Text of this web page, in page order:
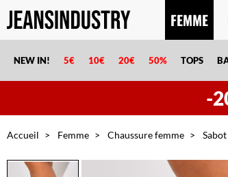
-
FEMME
NEW IN! 5€ 10€ 20€ 50% TOPS
Accueil Femme Chaussure femme